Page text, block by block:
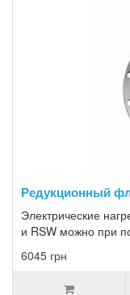
Редукционный
Электрические
и RSW можно при
6045 грн